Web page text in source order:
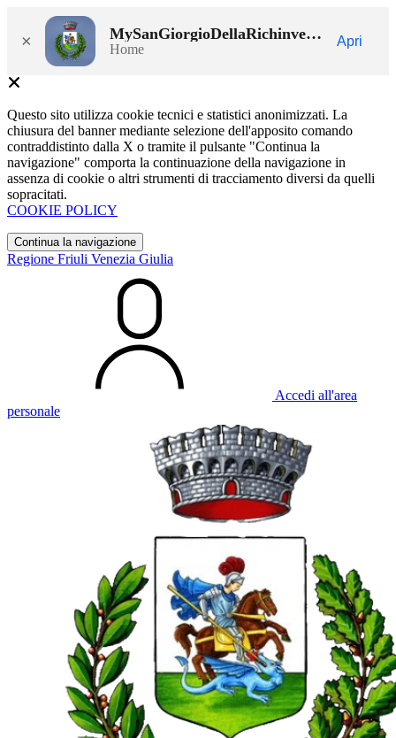
× MySanGiorgioDellaRichinvelda
Home
Apri
Questo sito utilizza cookie tecnici e statistici anonimizzati. La
chiusura del banner mediante selezione dell'apposito comando
contraddistinto dalla X o tramite il pulsante "Continua la
navigazione" comporta la continuazione della navigazione in
assenza di cookie o altri strumenti di tracciamento diversi da quelli
sopracitati.
COOKIE POLICY
Continua la navigazione
Regione Friuli Venezia Giulia
Accedi all'area
personale